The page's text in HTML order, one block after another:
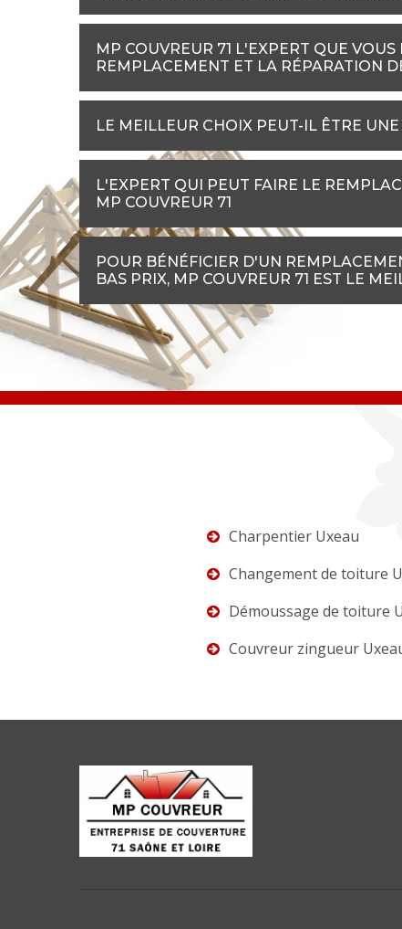
MP COUVREUR 71 L'EXPERT QUE
REMPLACEMENT ET LA RÉPARATION
LE MEILLEUR CHOIX PEUT-IL ÊTRE
L'EXPERT QUI PEUT FAIRE LE
MP COUVREUR 71
POUR BÉNÉFICIER D'UN
BAS PRIX, MP COUVREUR 71 EST LE
Charpentier Uxeau
Changement de toiture
Démoussage de toiture
Couvreur zingueur